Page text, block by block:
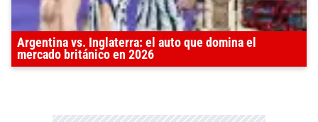
Argentina vs. Inglaterra: el auto que domina el
mercado británico en 2026